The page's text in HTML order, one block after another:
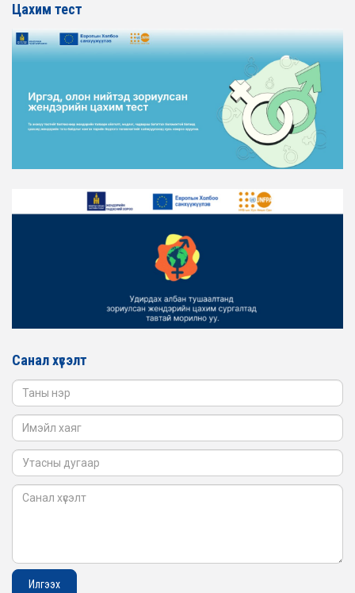
ЖЕНДЭРИЙН ҮНДЭСНИЙ ХОРООНЫ АЖЛЫН АЛБАНЫ
ТӨЛӨӨЛӨЛ ХОТ БАЙГУУЛАЛТ, БАРИЛГА, ОРОН
СУУЦЖУУЛАЛТЫН ЯАМАНД АЖИЛЛАВ
2026-02-16
ЖЕНДЭРИЙН ЭРХ ТЭГШ БАЙДЛЫГ ХАНГАХ ҮЙЛ
АЖИЛЛАГААГ ЭРЧИМЖҮҮЛЭХ САРЫН ХУВААРЬТАЙ
2026-02-16
ТӨЛӨӨЛӨЛ ЗАМ ТЭЭВРИЙН ЯАМАНД АЖИЛЛАВ
ЖЕНДЭРИЙН ҮНДЭСНИЙ ХОРООНЫ АЖЛЫН АЛБАНЫ
ТӨЛӨӨЛӨЛ БАТЛАН ХАМГААЛАХ ЯАМАНД
Цахим тест
Санал хүсэлт